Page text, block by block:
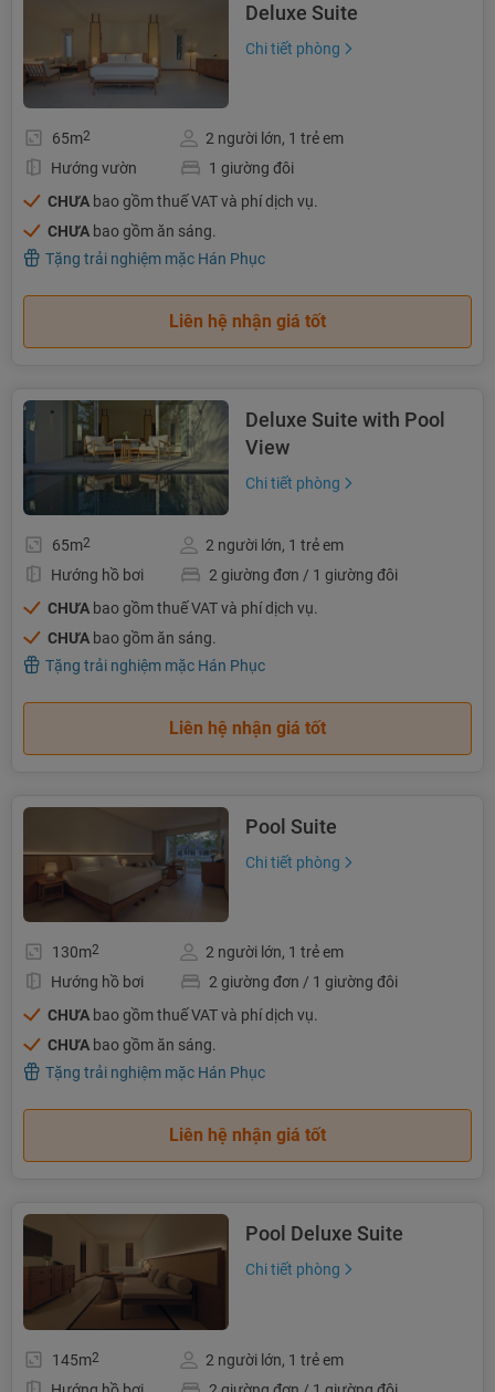
Deluxe Suite
Chi tiết phòng
65m2
2 người lớn, 1 trẻ em
Hướng vườn
1 giường đôi
CHƯA bao gồm thuế VAT và phí dịch vụ.
CHƯA bao gồm ăn sáng.
Tặng trải nghiệm mặc Hán Phục
Liên hệ nhận giá tốt
Deluxe Suite with Pool
View
Chi tiết phòng
65m2
2 người lớn, 1 trẻ em
Hướng hồ bơi
2 giường đơn / 1 giường đôi
CHƯA bao gồm thuế VAT và phí dịch vụ.
CHƯA bao gồm ăn sáng.
Tặng trải nghiệm mặc Hán Phục
Liên hệ nhận giá tốt
Pool Suite
Chi tiết phòng
130m2
2 người lớn, 1 trẻ em
Hướng hồ bơi
2 giường đơn / 1 giường đôi
CHƯA bao gồm thuế VAT và phí dịch vụ.
CHƯA bao gồm ăn sáng.
Tặng trải nghiệm mặc Hán Phục
Liên hệ nhận giá tốt
Pool Deluxe Suite
Chi tiết phòng
145m2
2 người lớn, 1 trẻ em